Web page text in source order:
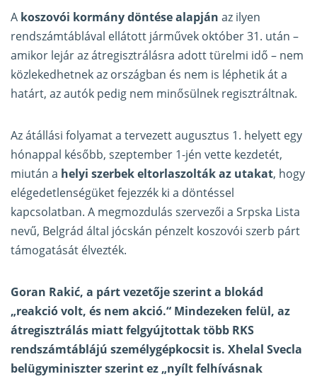
A koszovói kormány döntése alapján az ilyen
rendszámtáblával ellátott járművek október 31. után –
amikor lejár az átregisztrálásra adott türelmi idő – nem
közlekedhetnek az országban és nem is léphetik át a
határt, az autók pedig nem minősülnek regisztráltnak.
Az átállási folyamat a tervezett augusztus 1. helyett egy
hónappal később, szeptember 1-jén vette kezdetét,
miután a helyi szerbek eltorlaszolták az utakat, hogy
elégedetlenségüket fejezzék ki a döntéssel
kapcsolatban. A megmozdulás szervezői a Srpska Lista
nevű, Belgrád által jócskán pénzelt koszovói szerb párt
támogatását élvezték.
Goran Rakić, a párt vezetője szerint a blokád
„reakció volt, és nem akció.“ Mindezeken felül, az
átregisztrálás miatt felgyújtottak több RKS
rendszámtáblájú személygépkocsit is. Xhelal Svecla
belügyminiszter szerint ez „nyílt felhívásnak